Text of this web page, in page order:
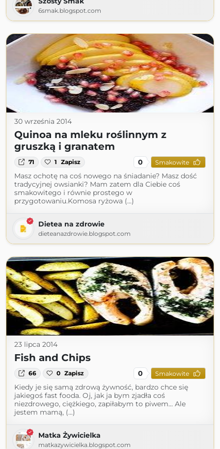
6smak.blogspot.com
30 września 2014
Quinoa na mleku roślinnym z
gruszką i granatem
71 1 Zapisz 0 Smakowite
Masz ochotę na coś nowego na śniadanie? Masz dość
tradycyjnej owsianki? Mam zatem dla Ciebie coś
smakowitego i równie prostego w
przygotowaniu.Komosa ryżowa (...)
Dietea na zdrowie
dieteanazdrowie.blogspot.com
23 lipca 2014
Fish and Chips
66 0 Zapisz 0 Smakowite
Kiedy je się samą zdrową żywność, bardzo chce się
jakiegoś fast fooda. Oj, jak ja bym zjadła coś
niezdrowego, ciężkiego, zapiłabym to piwem... Ale
jestem mamą, (...)
Matka Żywicielka
matkazywicielka.blogspot.com